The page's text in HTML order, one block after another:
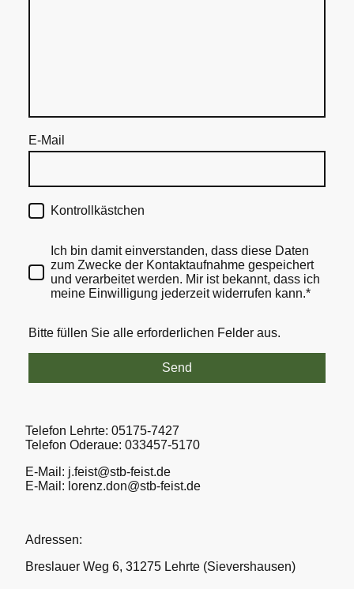
E-Mail
Kontrollkästchen
Ich bin damit einverstanden, dass diese Daten
zum Zwecke der Kontaktaufnahme gespeichert
und verarbeitet werden. Mir ist bekannt, dass ich
meine Einwilligung jederzeit widerrufen kann.*
Bitte füllen Sie alle erforderlichen Felder aus.
Send
Telefon Lehrte: 05175-7427
Telefon Oderaue: 033457-5170
E-Mail: j.feist@stb-feist.de
E-Mail: lorenz.don@stb-feist.de
Adressen:
Breslauer Weg 6, 31275 Lehrte (Sievershausen)